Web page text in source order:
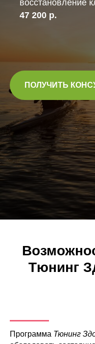
восстановление
47 200 р.
ПОЛУЧИТЬ
Тюнинг
Программа Тюнинг